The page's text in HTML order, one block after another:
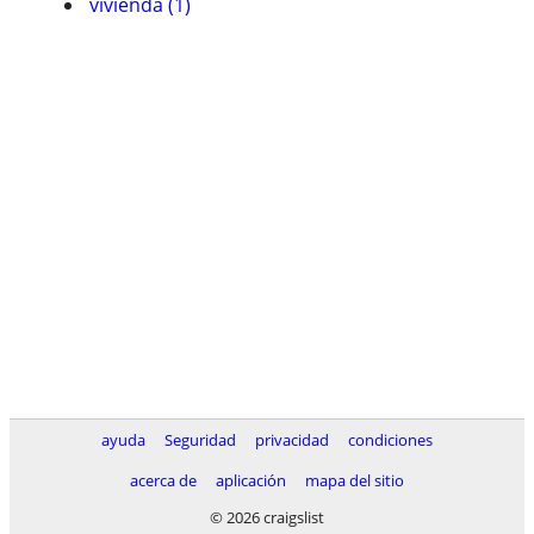
ayuda Seguridad privacidad
condiciones
acerca de
aplicación
mapa del sitio
© 2026 craigslist